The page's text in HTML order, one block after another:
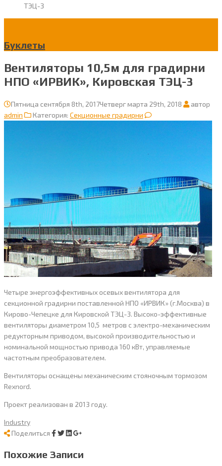
ТЭЦ-3
Буклеты
Вентиляторы 10,5м для градирни
НПО «ИРВИК», Кировская ТЭЦ-3
Пятница сентября 8th, 2017Четверг марта 29th, 2018
автор
admin
Категория: Секционные градирни
Четыре энергоэффективных осевых вентилятора для
секционной градирни поставленной НПО «ИРВИК» (г.Москва) в
Кирово-Чепецке для Кировской ТЭЦ-3. Высоко-эффективные
вентиляторы диаметром 10,5 метров с электро-механическим
редукторным приводом, высокой производительностью и
номинальной мощностью привода 160 кВт, управляемые
частотным преобразователем.
Вентиляторы оснащены механическим стояночным тормозом
Rexnord.
Проект реализован в 2013 году.
Industry
Поделиться
Похожие Записи